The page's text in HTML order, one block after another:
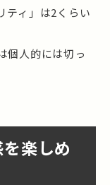
ティ」は2くらい
個人的には切っ
楽しめ